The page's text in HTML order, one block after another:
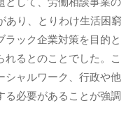
あり、とりわけ生活困窮
ック企業対策を目的と
れるとのことでした。こ
シャルワーク、行政や他
る必要があることが強調